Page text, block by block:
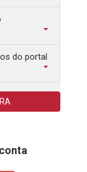
do portal